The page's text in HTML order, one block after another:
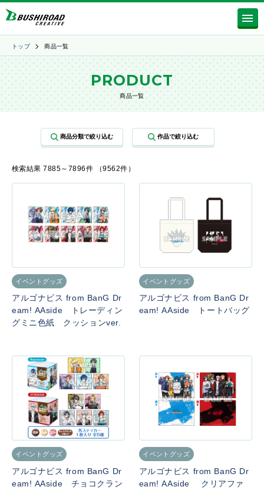
トップ 商品一覧
PRODUCT
商品一覧
検索結果 7885～7896件 （9562件）
イベントグッズ
アルゴナビス from BanG Dr
eam! AAside トレーディン
グミニ色紙 クッションver.
イベントグッズ
アルゴナビス from BanG Dr
eam! AAside トートバッグ
イベントグッズ
アルゴナビス from BanG Dr
eam! AAside チョコクラン
イベントグッズ
アルゴナビス from BanG Dr
eam! AAside クリアファ